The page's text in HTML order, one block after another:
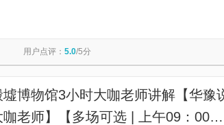
红旗渠・太行山《太行红
滑县森林公园樱花园
用户点评： 5.0/5分
墟博物馆3小时大咖老师讲解【华豫
咖老师】【多场可选 | 上午09：00拼